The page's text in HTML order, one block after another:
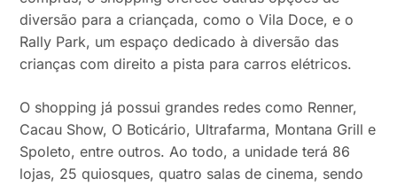
diversão para a criançada, como o Vila Doce, e o
Rally Park, um espaço dedicado à diversão das
crianças com direito a pista para carros elétricos.
O shopping já possui grandes redes como Renner,
Cacau Show, O Boticário, Ultrafarma, Montana Grill e
Spoleto, entre outros. Ao todo, a unidade terá 86
lojas, 25 quiosques, quatro salas de cinema, sendo